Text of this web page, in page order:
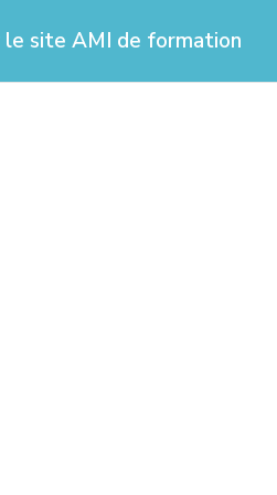
le site AMI de formation